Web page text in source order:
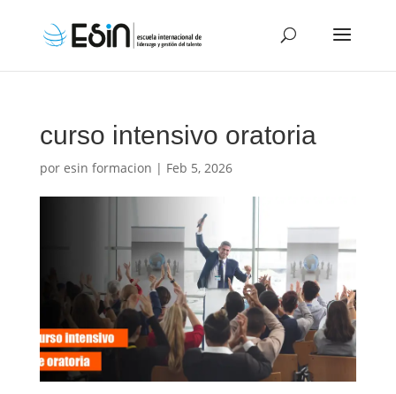
curso intensivo oratoria
por esin formacion | Feb 5, 2026